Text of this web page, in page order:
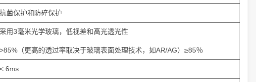
抗菌保护和防碎保护
采用3毫米光学玻璃，低视差和高光透光性
>85%（更高的透过率取决于玻璃表面处理技术，如AR/AG）≥85％
< 6ms